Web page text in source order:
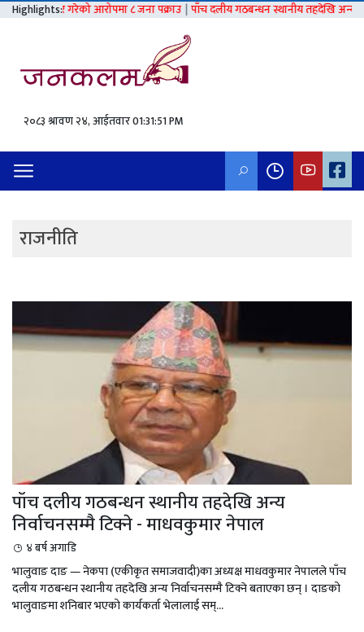
Highlights:
गरेको आरोपमा ८ जना पक्राउ | पाँच दलीय गठबन्धन स्थानीय तहदेखि अन्य निर्वाचनसम्मै
२०८३ श्रावण २४, आईतवार01:31:52 PM
राजनीति
पाँच दलीय गठबन्धन स्थानीय तहदेखि अन्य
निर्वाचनसम्मै टिक्ने - माधवकुमार नेपाल
४ बर्ष अगाडि
भालुवाङ दाङ — नेकपा (एकीकृत समाजवादी)का अध्यक्ष माधवकुमार नेपालले पाँच
दलीय गठबन्धन स्थानीय तहदेखि अन्य निर्वाचनसम्मै टिक्ने बताएका छन् । दाङको
भालुवाङमा शनिबार भएको कार्यकर्ता भेलालाई सम्...